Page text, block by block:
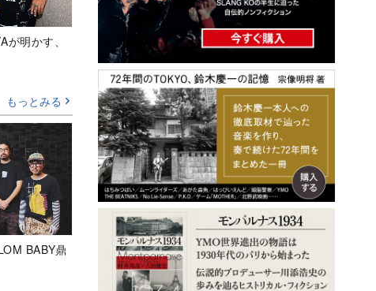
明かす、
もっとみる
BABY鼎